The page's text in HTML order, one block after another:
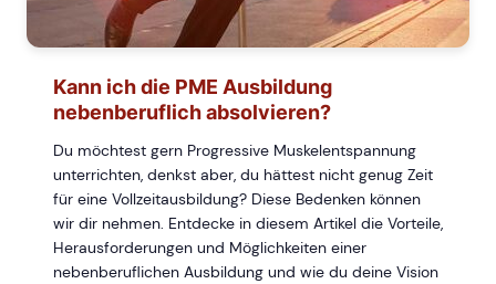
Kann ich die PME Ausbildung
nebenberuflich absolvieren?
Du möchtest gern Progressive Muskelentspannung
unterrichten, denkst aber, du hättest nicht genug Zeit
für eine Vollzeitausbildung? Diese Bedenken können
wir dir nehmen. Entdecke in diesem Artikel die Vorteile,
Herausforderungen und Möglichkeiten einer
nebenberuflichen Ausbildung und wie du deine Vision